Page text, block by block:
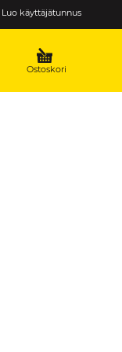
Luo käyttäjätunnus
Ostoskori